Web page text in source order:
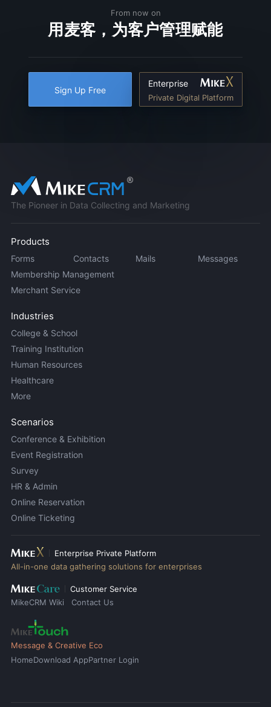
From now on
用麦客，为客户管理赋能
Sign Up Free
Enterprise
Private Digital Platform
The Pioneer in Data Collecting and Marketing
Products
Forms Contacts Mails
Messages
Membership Management
Merchant Service
Industries
College & School
Training Institution
Human Resources
Healthcare
More
Scenarios
Conference & Exhibition
Event Registration
Survey
HR & Admin
Online Reservation
Online Ticketing
Enterprise Private Platform
All-in-one data gathering solutions for enterprises
Customer Service
MikeCRM Wiki
Contact Us
Message & Creative Eco
HomeDownload AppPartner Login